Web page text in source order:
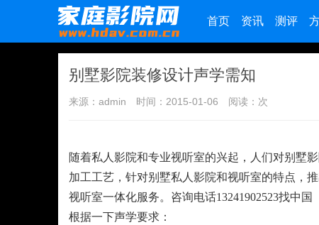
首页 资讯 测评
别墅影院装修设计声学需知
来源：admin 时间：2015-01-06 阅读： 次
随着私人影院和专业视听室的兴起，人们对别墅
加工工艺，针对别墅私人影院和视听室的特点，
视听室一体化服务。咨询电话13241902523找中国
根据一下声学要求：